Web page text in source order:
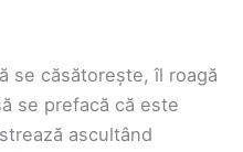
se căsătorește, îl roagă
se prefacă că este
ascultând